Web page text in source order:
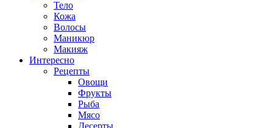
Тело
Кожа
Волосы
Маникюр
Макияж
Интересно
Рецепты
Овощи
Фрукты
Рыба
Мясо
Десерты